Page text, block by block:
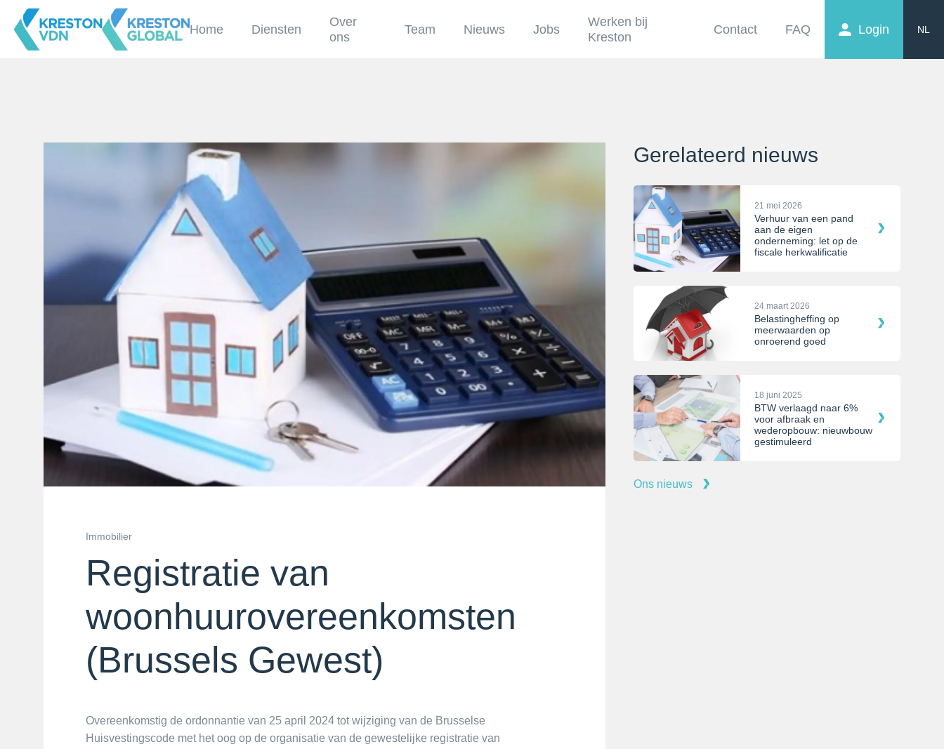
Home Diensten
Over
ons
Team Nieuws Jobs
Werken bij
Kreston
Contact FAQ Login
NL
Immobilier
Registratie van
woonhuurovereenkomsten
(Brussels Gewest)
Overeenkomstig de ordonnantie van 25 april 2024 tot wijziging van de Brusselse
Huisvestingscode met het oog op de organisatie van de gewestelijke registratie van
Gerelateerd nieuws
21 mei 2026
Verhuur van een pand
aan de eigen
onderneming: let op de
fiscale herkwalificatie
24 maart 2026
Belastingheffing op
meerwaarden op
onroerend goed
18 juni 2025
BTW verlaagd naar 6%
voor afbraak en
wederopbouw: nieuwbouw
gestimuleerd
Ons nieuws